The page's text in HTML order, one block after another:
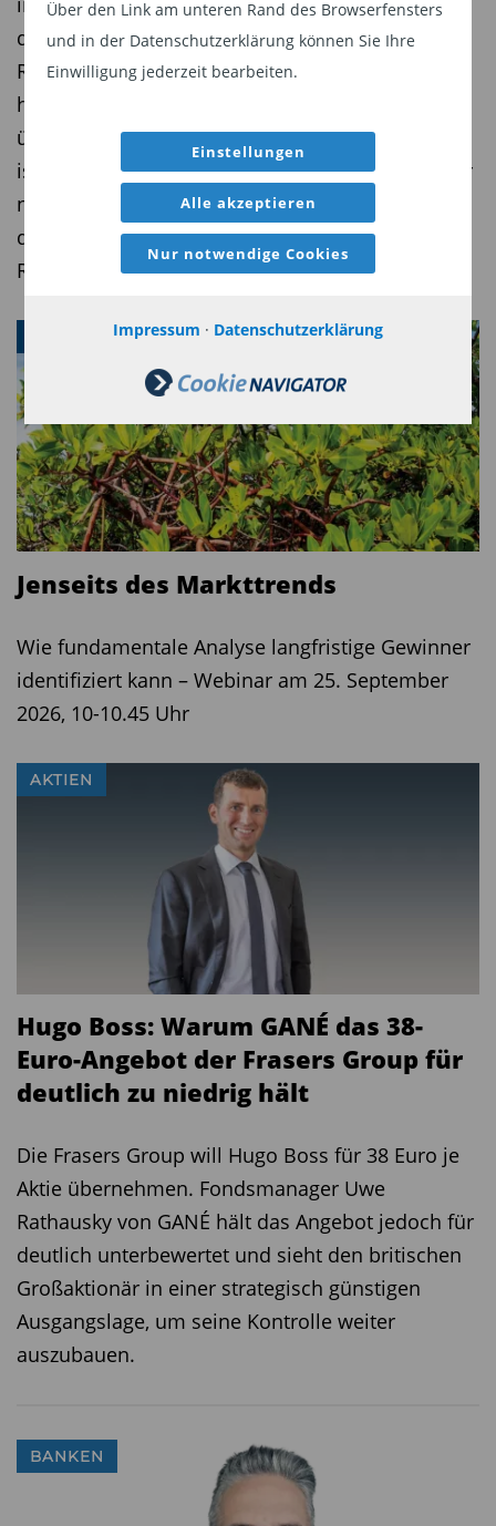
Über den Link am unteren Rand des Browserfensters
und in der Datenschutzerklärung können Sie Ihre
Einwilligung jederzeit bearbeiten.
Einstellungen
Alle akzeptieren
Nur notwendige Cookies
Impressum · Datenschutzerklärung
denen er eine vorzeitige Refinanzierung oder
Rückzahlung erwartet. Das Ziel: eine deutlich
höhere Rendite als der Geldmarkt – bei
überschaubaren Kursschwankungen. Der Fonds
ist jüngst drei Jahre alt geworden und wird daher
nun auch für institutionelle Anleger interessant,
die oftmals erst in Fonds mit diesem Track
Record investieren dürfen.
Jenseits des Markttrends
Wie fundamentale Analyse langfristige Gewinner
identifiziert kann – Webinar am 25. September
2026, 10-10.45 Uhr
AKTIEN
Hugo Boss: Warum GANÉ das 38-
Euro-Angebot der Frasers Group für
deutlich zu niedrig hält
Die Frasers Group will Hugo Boss für 38 Euro je
Aktie übernehmen. Fondsmanager Uwe
Rathausky von GANÉ hält das Angebot jedoch für
deutlich unterbewertet und sieht den britischen
Großaktionär in einer strategisch günstigen
Ausgangslage, um seine Kontrolle weiter
auszubauen.
BANKEN